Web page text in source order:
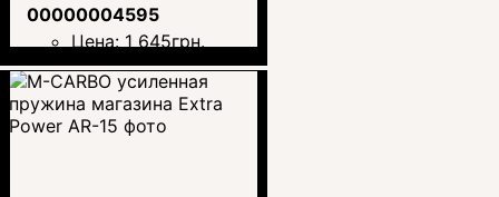
00000004595
Цена: 1 645грн.